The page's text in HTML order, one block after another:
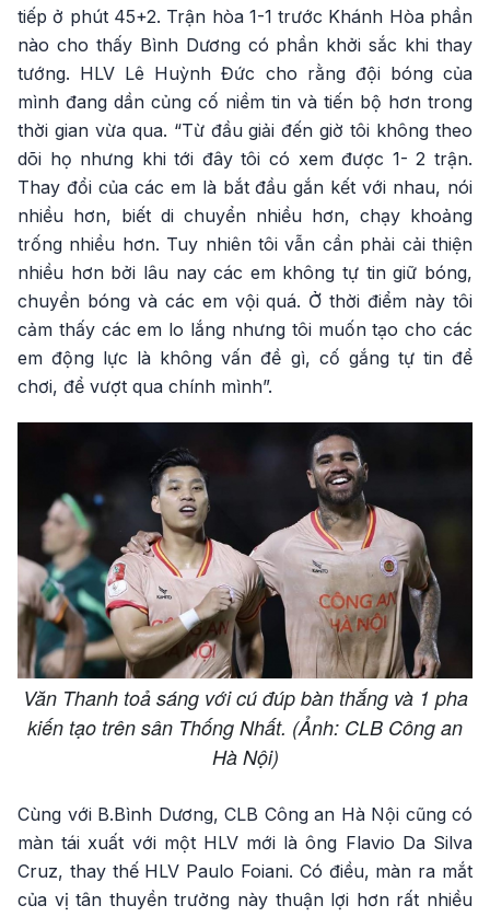
tiếp ở phút 45+2. Trận hòa 1-1 trước Khánh Hòa phần
nào cho thấy Bình Dương có phần khởi sắc khi thay
tướng. HLV Lê Huỳnh Đức cho rằng đội bóng của
mình đang dần củng cố niềm tin và tiến bộ hơn trong
thời gian vừa qua. “Từ đầu giải đến giờ tôi không theo
dõi họ nhưng khi tới đây tôi có xem được 1- 2 trận.
Thay đổi của các em là bắt đầu gắn kết với nhau, nói
nhiều hơn, biết di chuyển nhiều hơn, chạy khoảng
trống nhiều hơn. Tuy nhiên tôi vẫn cần phải cải thiện
nhiều hơn bởi lâu nay các em không tự tin giữ bóng,
chuyền bóng và các em vội quá. Ở thời điểm này tôi
cảm thấy các em lo lắng nhưng tôi muốn tạo cho các
em động lực là không vấn đề gì, cố gắng tự tin để
chơi, để vượt qua chính mình”.
Văn Thanh toả sáng với cú đúp bàn thắng và 1 pha
kiến tạo trên sân Thống Nhất. (Ảnh: CLB Công an
Hà Nội)
Cùng với B.Bình Dương, CLB Công an Hà Nội cũng có
màn tái xuất với một HLV mới là ông Flavio Da Silva
Cruz, thay thế HLV Paulo Foiani. Có điều, màn ra mắt
của vị tân thuyền trưởng này thuận lợi hơn rất nhiều